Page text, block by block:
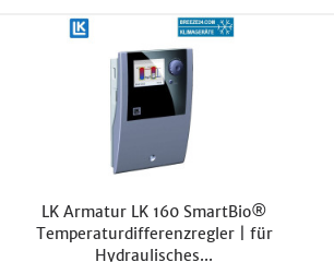
LK Armatur LK 160 SmartBio®
Temperaturdifferenzregler | für
Hydraulisches...